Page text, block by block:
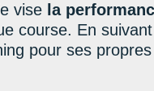
vise la
course. En
pour ses